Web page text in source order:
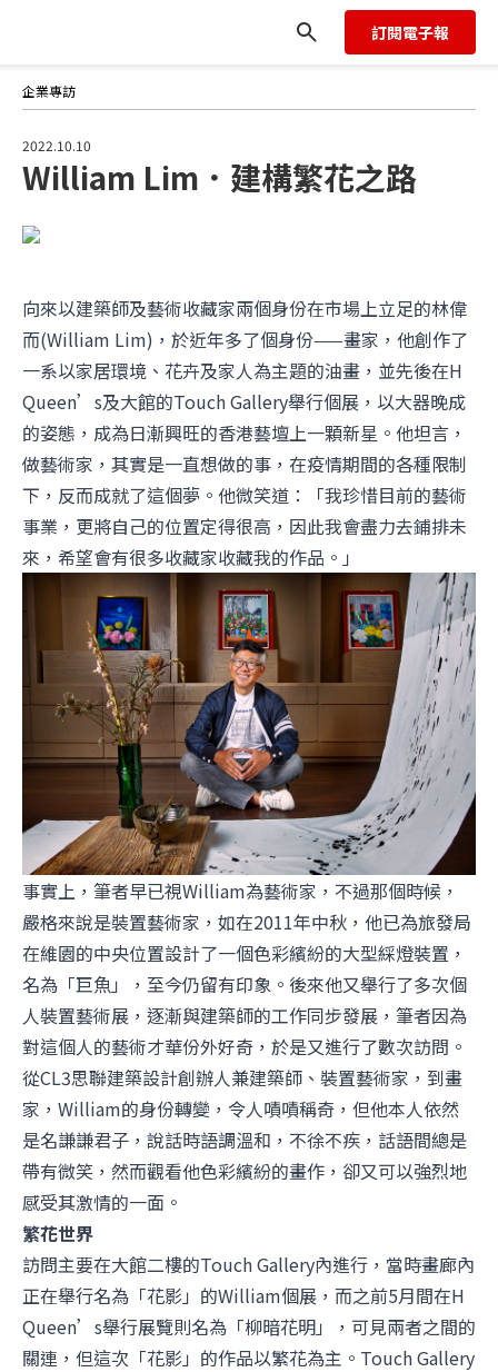
訂閱電子報
企業專訪
2022.10.10
William Lim．建構繁花之路
向來以建築師及藝術收藏家兩個身份在市場上立足的林偉
而(William Lim)，於近年多了個身份——畫家，他創作了
一系以家居環境、花卉及家人為主題的油畫，並先後在H
Queen’s及大館的Touch Gallery舉行個展，以大器晚成
的姿態，成為日漸興旺的香港藝壇上一顆新星。他坦言，
做藝術家，其實是一直想做的事，在疫情期間的各種限制
下，反而成就了這個夢。他微笑道：「我珍惜目前的藝術
事業，更將自己的位置定得很高，因此我會盡力去鋪排未
來，希望會有很多收藏家收藏我的作品。」
事實上，筆者早已視William為藝術家，不過那個時候，
嚴格來說是裝置藝術家，如在2011年中秋，他已為旅發局
在維園的中央位置設計了一個色彩繽紛的大型綵燈裝置，
名為「巨魚」，至今仍留有印象。後來他又舉行了多次個
人裝置藝術展，逐漸與建築師的工作同步發展，筆者因為
對這個人的藝術才華份外好奇，於是又進行了數次訪問。
從CL3思聯建築設計創辦人兼建築師、裝置藝術家，到畫
家，William的身份轉變，令人嘖嘖稱奇，但他本人依然
是名謙謙君子，說話時語調溫和，不徐不疾，話語間總是
帶有微笑，然而觀看他色彩繽紛的畫作，卻又可以強烈地
感受其激情的一面。
繁花世界
訪問主要在大館二樓的Touch Gallery內進行，當時畫廊內
正在舉行名為「花影」的William個展，而之前5月間在H
Queen’s舉行展覽則名為「柳暗花明」，可見兩者之間的
關連，但這次「花影」的作品以繁花為主。Touch Gallery